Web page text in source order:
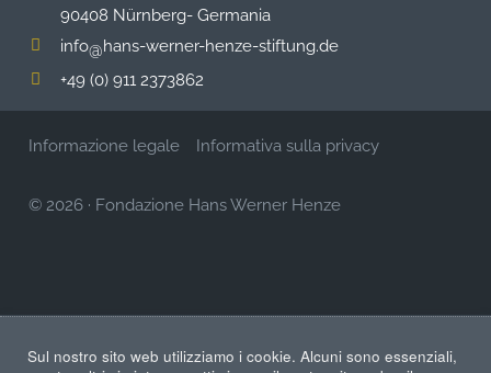
90408 Nürnberg- Germania
info@hans-werner-henze-stiftung.de
+49 (0) 911 2373862
Informazione legale Informativa sulla privacy
© 2026 · Fondazione Hans Werner Henze
Sul nostro sito web utilizziamo i cookie. Alcuni sono essenziali,